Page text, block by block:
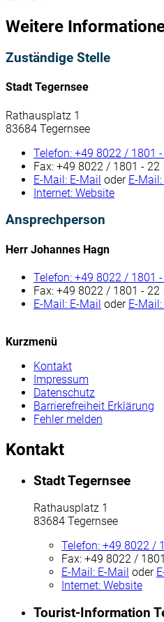
Weitere
Zuständige Stelle
Stadt Tegernsee
Rathausplatz 1
83684 Tegernsee
Telefon: +49 8022 / 1801 -
Fax: +49 8022 / 1801 - 22
E-Mail: E-Mail oder E-Mail:
Internet: Website
Ansprechperson
Herr Johannes Hagn
Telefon: +49 8022 / 1801
Fax: +49 8022 / 1801 - 22
E-Mail: E-Mail oder E-Mail:
Kurzmenü
Kontakt
Impressum
Datenschutz
Barrierefreiheit Erklärung
Fehler melden
Kontakt
Stadt Tegernsee
Rathausplatz 1
83684 Tegernsee
Telefon: +49 8022 /
Fax: +49 8022 /
E-Mail: E-Mail oder
Internet: Website
Tourist-Information